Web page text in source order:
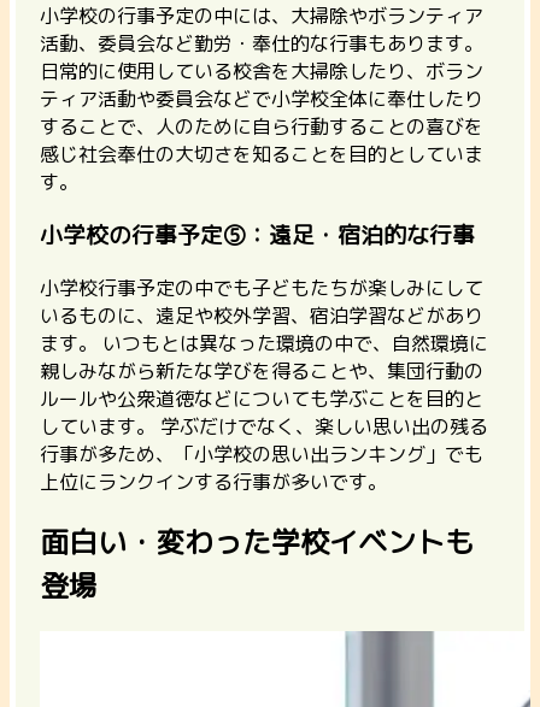
小学校の行事予定の中には、大掃除やボランティア
活動、委員会など勤労・奉仕的な行事もあります。
日常的に使用している校舎を大掃除したり、ボラン
ティア活動や委員会などで小学校全体に奉仕したり
することで、 人のために自ら行動することの喜びを
感じ社会奉仕の大切さを知ることを目的としていま
す。
小学校の行事予定⑤：遠足・宿泊的な行事
小学校行事予定の中でも子どもたちが楽しみにして
いるものに、遠足や校外学習、宿泊学習などがあり
ます。 いつもとは異なった環境の中で、自然環境に
親しみながら新たな学びを得ることや、集団行動の
ルールや公衆道徳などについても学ぶことを目的と
しています。 学ぶだけでなく、楽しい思い出の残る
行事が多ため、「小学校の思い出ランキング」でも
上位にランクインする行事が多いです。
面白い・変わった学校イベントも
登場